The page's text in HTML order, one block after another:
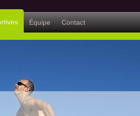
Équipe Contact